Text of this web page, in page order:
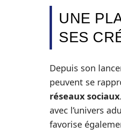
UNE
SES
Depuis son
peuvent se
réseaux sociaux
avec l’univers
favorise